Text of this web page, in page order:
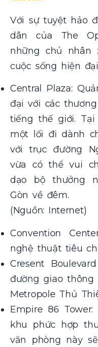
Với sự tuyệt hảo
dân của The
những chủ nhân
cuộc sống hiện
Central Plaza:
đại với các
tiếng thế giới.
một lối đi dành
với trục đường
vừa có thể vui
dạo bộ thưởng
Gòn về đêm.
(Nguồn: Internet)
Convention
nghệ thuật tiêu
Cresent
đường giao
Metropole Thủ
Empire 86
khu phức hợp
văn phòng này